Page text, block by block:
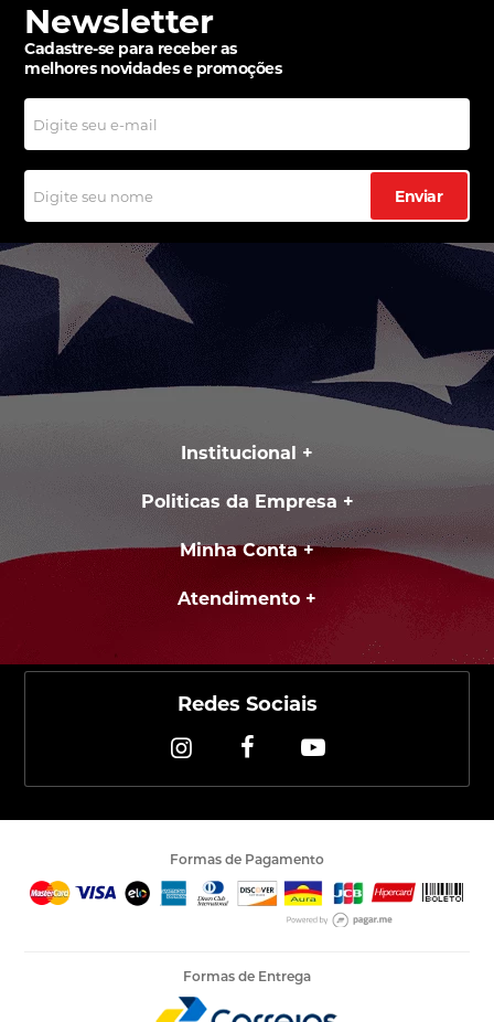
Newsletter
Cadastre-se para receber as
melhores novidades e promoções
Enviar
Institucional
Politicas da Empresa
Minha Conta
Atendimento
Redes Sociais
Formas de Pagamento
Formas de Entrega